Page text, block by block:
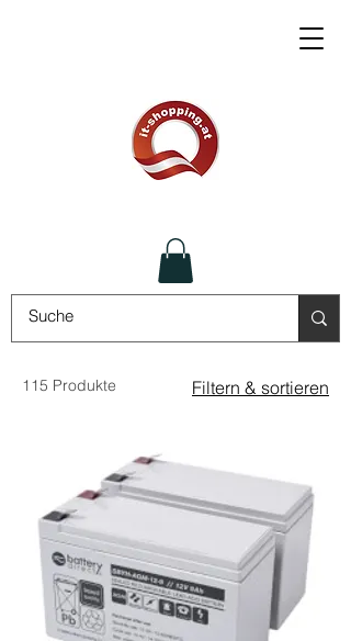
115 Produkte Filtern & sortieren